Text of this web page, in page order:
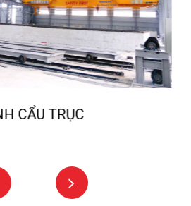
ĐÁ, CÁT NHÂN TẠO